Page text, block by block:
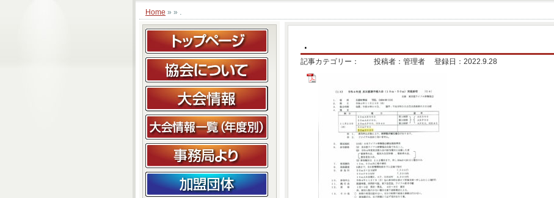
Home » » .
.
記事カテゴリー： 投稿者：管理者 登録日：2022.9.28